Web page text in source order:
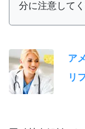
分に注意してく
ア
リ